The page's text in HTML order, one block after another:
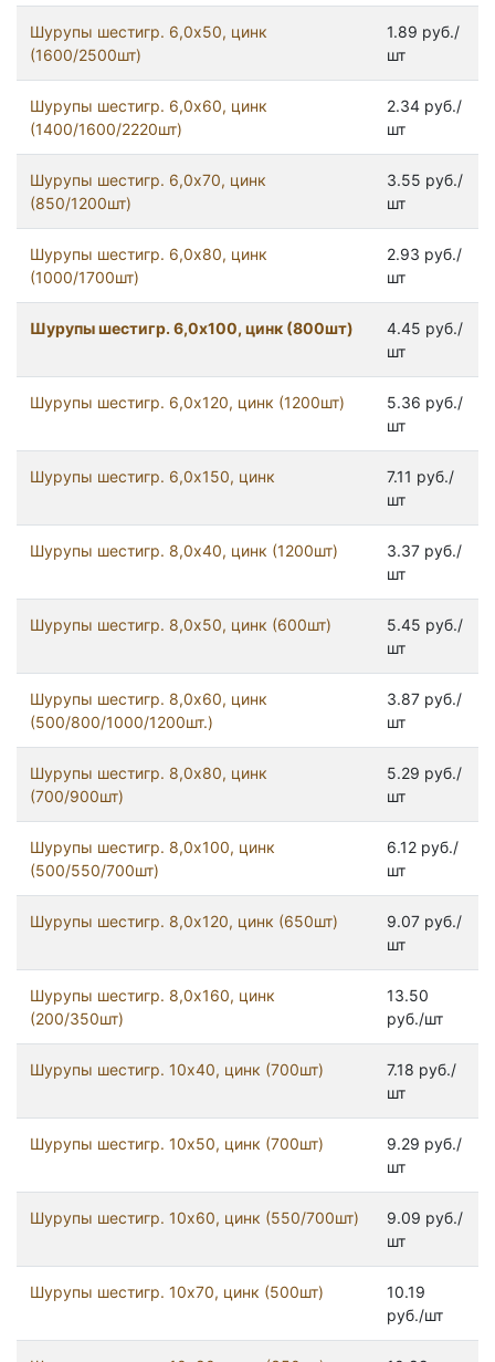
Шурупы шестигр. 6,0x50, цинк
(1600/2500шт)
1.89 руб./
шт
Шурупы шестигр. 6,0x60, цинк
(1400/1600/2220шт)
2.34 руб./
шт
Шурупы шестигр. 6,0x70, цинк
(850/1200шт)
3.55 руб./
шт
Шурупы шестигр. 6,0x80, цинк
(1000/1700шт)
2.93 руб./
шт
Шурупы шестигр. 6,0х100, цинк (800шт)
4.45 руб./
шт
Шурупы шестигр. 6,0х120, цинк (1200шт)
5.36 руб./
шт
Шурупы шестигр. 6,0х150, цинк
7.11 руб./
шт
Шурупы шестигр. 8,0x40, цинк (1200шт)
3.37 руб./
шт
Шурупы шестигр. 8,0x50, цинк (600шт)
5.45 руб./
шт
Шурупы шестигр. 8,0x60, цинк
(500/800/1000/1200шт.)
3.87 руб./
шт
Шурупы шестигр. 8,0x80, цинк
(700/900шт)
5.29 руб./
шт
Шурупы шестигр. 8,0х100, цинк
(500/550/700шт)
6.12 руб./
шт
Шурупы шестигр. 8,0х120, цинк (650шт)
9.07 руб./
шт
Шурупы шестигр. 8,0х160, цинк
(200/350шт)
13.50
руб./шт
Шурупы шестигр. 10x40, цинк (700шт)
7.18 руб./
шт
Шурупы шестигр. 10x50, цинк (700шт)
9.29 руб./
шт
Шурупы шестигр. 10x60, цинк (550/700шт)
9.09 руб./
шт
Шурупы шестигр. 10x70, цинк (500шт)
10.19
руб./шт